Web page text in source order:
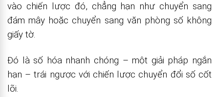
vào chiến lược đó, chẳng hạn như chuyển sang
đám mây hoặc chuyển sang văn phòng số không
giấy tờ.
Đó là số hóa nhanh chóng – một giải pháp ngắn
hạn – trái ngược với chiến lược chuyển đổi số cốt
lõi.